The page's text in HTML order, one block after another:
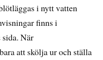
i nytt vatten
finns i
sida. När
att skölja ur och ställa